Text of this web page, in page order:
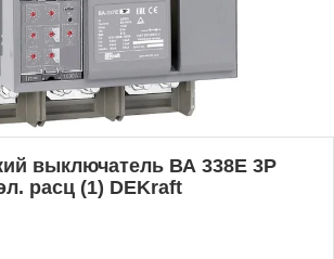
выключатель ВА 338Е 3P
расц (1) DEKraft